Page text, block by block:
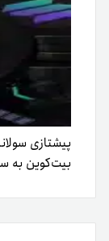
پیشتازی
بیت‌کوین به سطح